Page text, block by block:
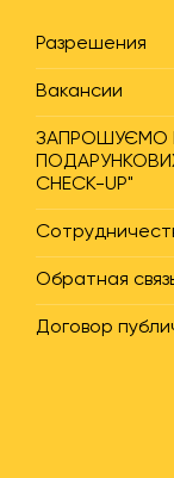
Разрешения
Вакансии
ЗАПРОШУЄМО
CHECK-UP"
Обратная
Договор